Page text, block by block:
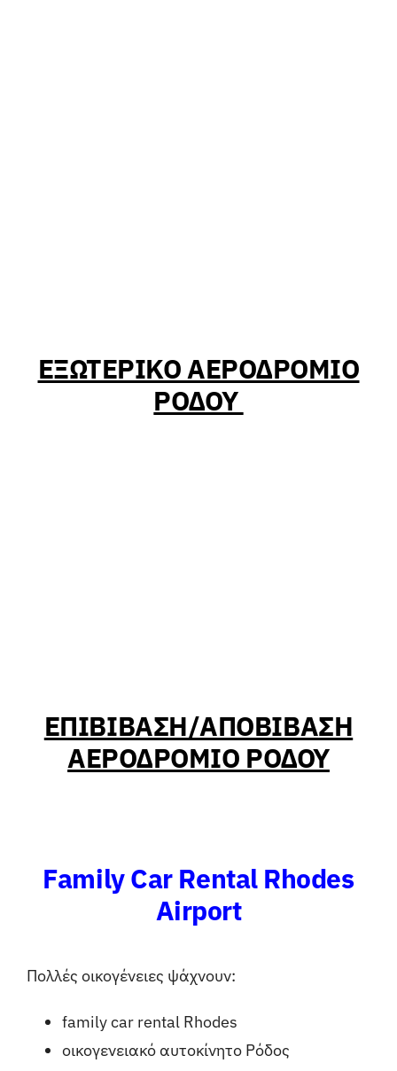
ΕΞΩΤΕΡΙΚΟ ΑΕΡΟΔΡΟΜΙΟ
ΡΟΔΟΥ
ΕΠΙΒΙΒΑΣΗ/ΑΠΟΒΙΒΑΣΗ
ΑΕΡΟΔΡΟΜΙΟ ΡΟΔΟΥ
Family Car Rental Rhodes
Airport
Πολλές οικογένειες ψάχνουν:
family car rental Rhodes
οικογενειακό αυτοκίνητο Ρόδος